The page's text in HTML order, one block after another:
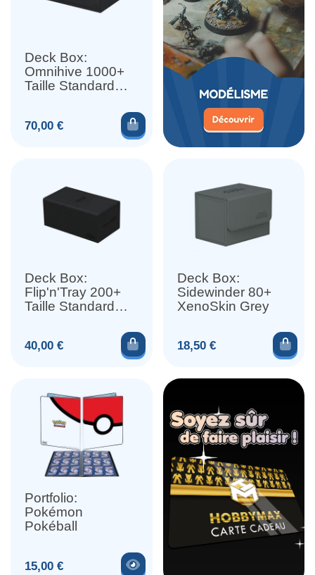
Deck Box:
Omnihive 1000+
Taille Standard
Prix
70,00 € Ajouter au panier
Deck Box:
Flip'n'Tray 200+
Taille Standard
Prix
40,00 € Ajouter au panier
Deck Box:
Sidewinder 80+
XenoSkin Grey
Prix
18,50 €
Portfolio:
Pokémon
Pokéball
Prix
15,00 € Voir le produit